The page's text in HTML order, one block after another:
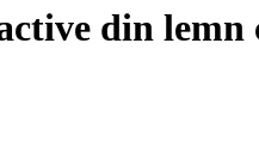
fost:
este:
38,99 lei.
din lemn